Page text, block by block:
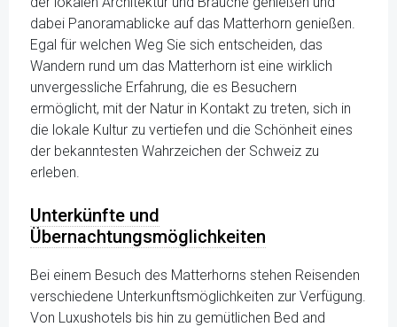
dabei Panoramablicke auf das Matterhorn genießen.
Egal für welchen Weg Sie sich entscheiden, das
Wandern rund um das Matterhorn ist eine wirklich
unvergessliche Erfahrung, die es Besuchern
ermöglicht, mit der Natur in Kontakt zu treten, sich in
die lokale Kultur zu vertiefen und die Schönheit eines
der bekanntesten Wahrzeichen der Schweiz zu
erleben.
Unterkünfte und
Übernachtungsmöglichkeiten
Bei einem Besuch des Matterhorns stehen Reisenden
verschiedene Unterkunftsmöglichkeiten zur Verfügung.
Von Luxushotels bis hin zu gemütlichen Bed and